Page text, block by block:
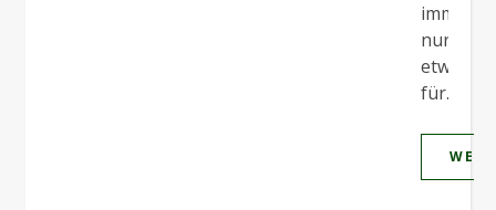
immer
nur
etwas
für…